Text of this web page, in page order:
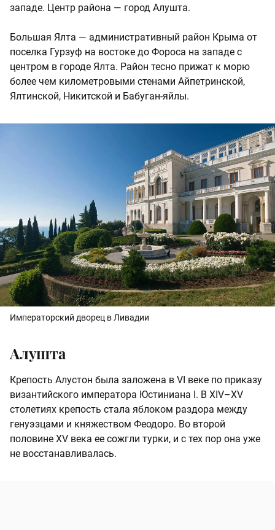
западе. Центр района — город Алушта.
Большая Ялта — административный район Крыма от
поселка Гурзуф на востоке до Фороса на западе с
центром в городе Ялта. Район тесно прижат к морю
более чем километровыми стенами Айпетринской,
Ялтинской, Никитской и Бабуган-яйлы.
Императорский дворец в Ливадии
Алушта
Крепость Алустон была заложена в VI веке по приказу
византийского императора Юстиниана I. В XIV–XV
столетиях крепость стала яблоком раздора между
генуэзцами и княжеством Феодоро. Во второй
половине XV века ее сожгли турки, и с тех пор она уже
не восстанавливалась.